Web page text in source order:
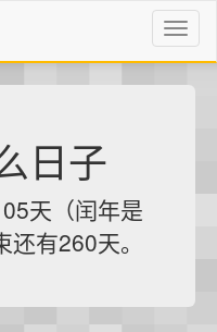
日子
天（闰年是
有260天。